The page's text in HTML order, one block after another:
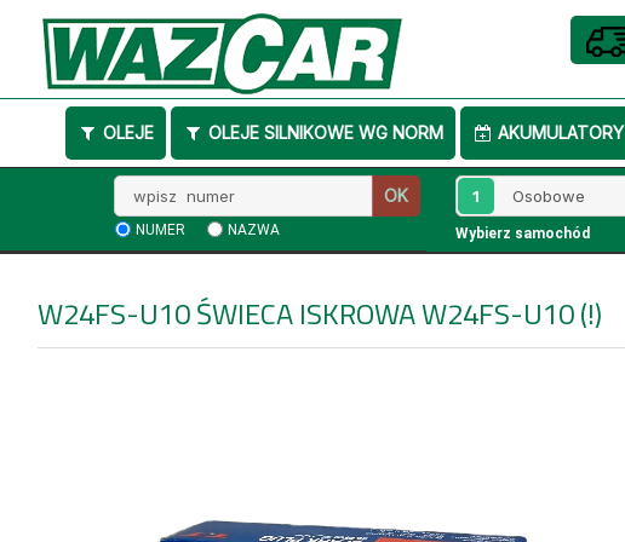
OLEJE OLEJE SILNIKOWE WG NORM AKUMULATORY
numer
OK
NUMER NAZWA
1
Wybierz samochód
W24FS-U10ŚWIECA ISKROWA W24FS-U10 (!)